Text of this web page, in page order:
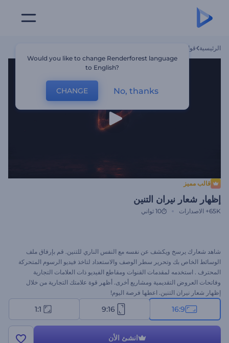
الرئيسية قوالب
قالب مميز
إظهار شعار نيران التنين
65K+ الاصدارات 10 ثواني
شاهد شعارك يرسخ ويكشف عن نفسه مع النفس الناري للتنين. قم بإرفاق ملف
الوسائط الخاص بك وتحرير سطر الوصف والاستعداد لتاخذ فيديو الرسوم المتحركة
المحترف . استخدمه لمقدمات القنوات ومقاطع الفيديو ذات العلامات التجارية
وفاتحات العروض التقديمية ومشاريع أخرى. أظهر قوة علامتك التجارية من خلال
إظهار شعار نيران التنين. اعطها فرصة اليوم!
16:9
9:16
1:1
انشئ الأن
Would you like to change Renderforest language
to English?
CHANGE No, thanks